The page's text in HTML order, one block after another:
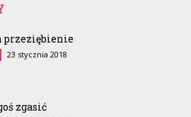
przeziębienie
23 stycznia 2018
zgasić